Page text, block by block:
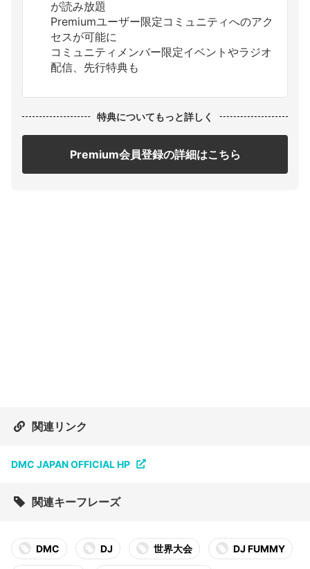
が読み放題
Premiumユーザー限定コミュニティへのアク
セスが可能に
コミュニティメンバー限定イベントやラジオ
配信、先行特典も
特典についてもっと詳しく
Premium会員登録の詳細はこちら
関連リンク
DMC JAPAN OFFICIAL HP
関連キーフレーズ
DMC DJ 世界大会 DJ FUMMY